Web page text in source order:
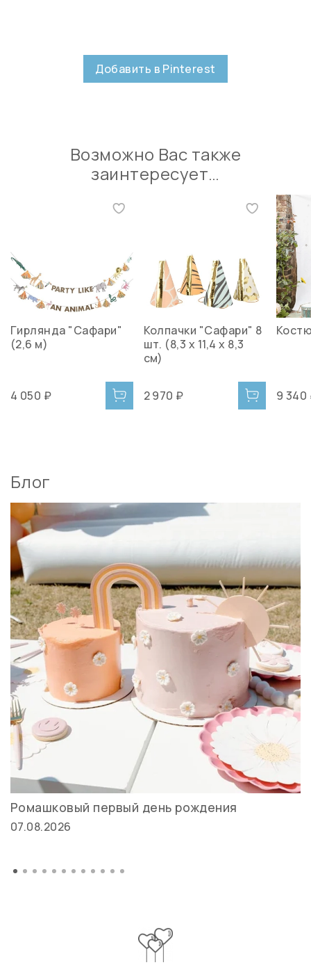
Добавить в Pinterest
Возможно Вас также
заинтересует…
Гирлянда "Сафари"
(2,6 м)
4 050 ₽
Колпачки "Сафари" 8
шт. (8,3 х 11,4 х 8,3
см)
2 970 ₽ 9 340
Блог
Ромашковый первый день рождения
07.08.2026